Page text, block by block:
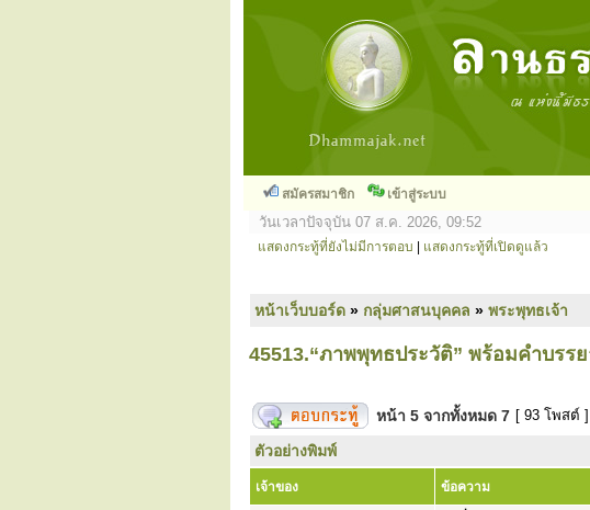
สมัครสมาชิก เข้าสู่ระบบ
วันเวลาปัจจุบัน 07 ส.ค. 2026, 09:52
แสดงกระทู้ที่ยังไม่มีการตอบ แสดงกระทู้ที่เปิดดูแล้ว
หน้าเว็บบอร์ด » กลุ่มศาสนบุคคล » พระพุทธเจ้า
45513.“ภาพพุทธประวัติ” พร้อมคำบรร
หน้า 5 จากทั้งหมด 7 [ 93 โพสต์ ]
ตัวอย่างพิมพ์
เจ้าของ ข้อความ